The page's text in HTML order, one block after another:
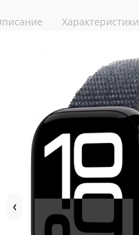
Характеристики